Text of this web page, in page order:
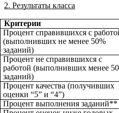
2. Результаты класса
Критерии
Процент справившихся с
(выполнивших не менее 50%
заданий)
Процент не справившихся с
работой (выполнивших менее
заданий)
Процент качества (получивших
оценки “5” и “4”)
Процент выполнения заданий**